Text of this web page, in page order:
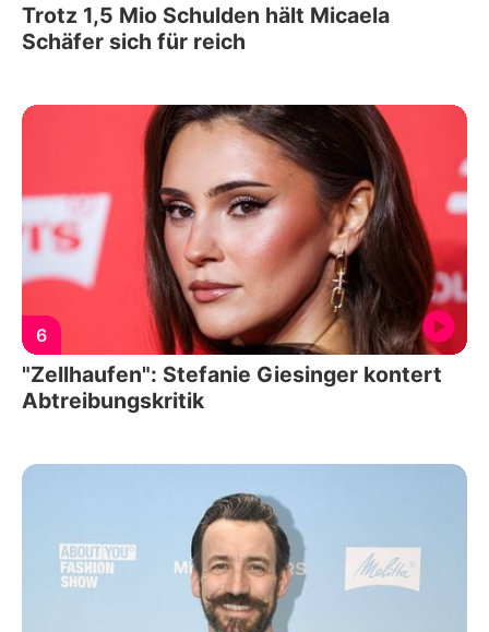
Trotz 1,5 Mio Schulden hält Micaela
Schäfer sich für reich
6
"Zellhaufen": Stefanie Giesinger kontert
Abtreibungskritik